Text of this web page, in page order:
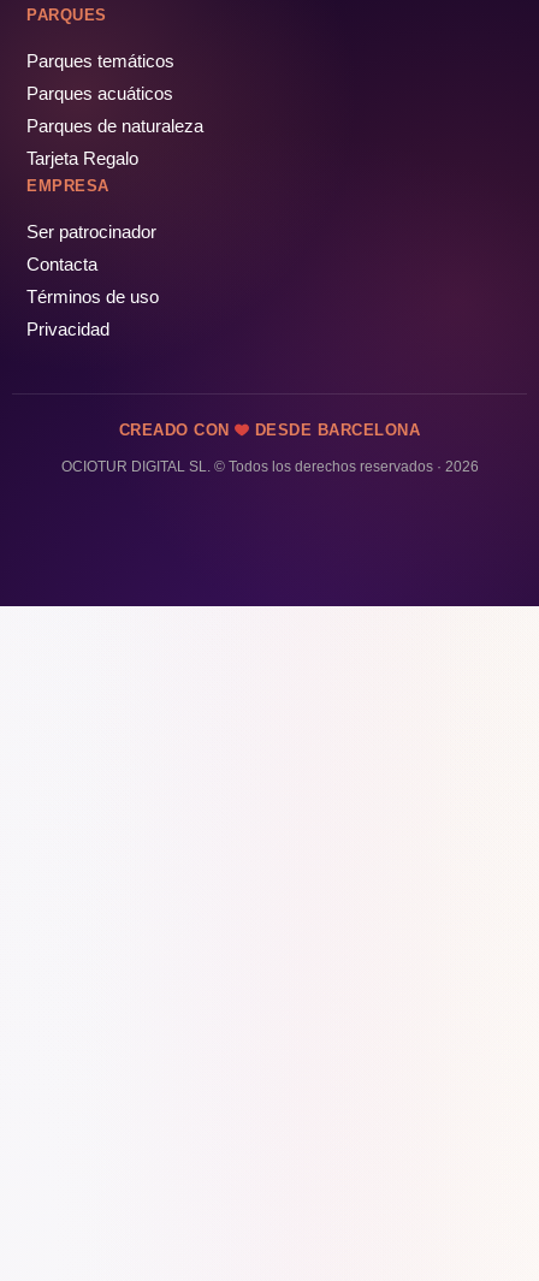
PARQUES
Parques temáticos
Parques acuáticos
Parques de naturaleza
Tarjeta Regalo
EMPRESA
Ser patrocinador
Contacta
Términos de uso
Privacidad
CREADO CON DESDE BARCELONA
OCIOTUR DIGITAL SL. © Todos los derechos reservados · 2026